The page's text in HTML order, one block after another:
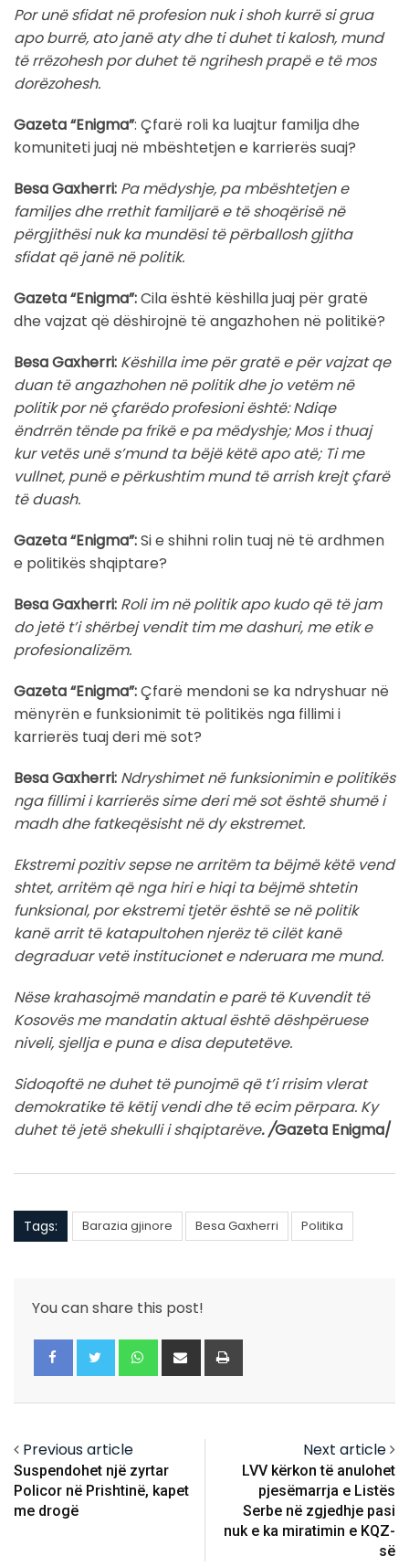
Por unë sfidat në profesion nuk i shoh kurrë si grua
apo burrë, ato janë aty dhe ti duhet ti kalosh, mund
të rrëzohesh por duhet të ngrihesh prapë e të mos
dorëzohesh.
Gazeta “Enigma”: Çfarë roli ka luajtur familja dhe
komuniteti juaj në mbështetjen e karrierës suaj?
Besa Gaxherri: Pa mëdyshje, pa mbështetjen e
familjes dhe rrethit familjarë e të shoqërisë në
përgjithësi nuk ka mundësi të përballosh gjitha
sfidat që janë në politik.
Gazeta “Enigma”:Cila është këshilla juaj për gratë
dhe vajzat që dëshirojnë të angazhohen në politikë?
Besa Gaxherri: Këshilla ime për gratë e për vajzat qe
duan të angazhohen në politik dhe jo vetëm në
politik por në çfarëdo profesioni është: Ndiqe
ëndrrën tënde pa frikë e pa mëdyshje; Mos i thuaj
kur vetës unë s’mund ta bëjë këtë apo atë; Ti me
vullnet, punë e përkushtim mund të arrish krejt çfarë
të duash.
Gazeta “Enigma”:Si e shihni rolin tuaj në të ardhmen
e politikës shqiptare?
Besa Gaxherri: Roli im në politik apo kudo që të jam
do jetë t’i shërbej vendit tim me dashuri, me etik e
profesionalizëm.
Gazeta “Enigma”:Çfarë mendoni se ka ndryshuar në
mënyrën e funksionimit të politikës nga fillimi i
karrierës tuaj deri më sot?
Besa Gaxherri: Ndryshimet në funksionimin e politikës
nga fillimi i karrierës sime deri më sot është shumë i
madh dhe fatkeqësisht në dy ekstremet.
Ekstremi pozitiv sepse ne arritëm ta bëjmë këtë vend
shtet, arritëm që nga hiri e hiqi ta bëjmë shtetin
funksional, por ekstremi tjetër është se në politik
kanë arrit të katapultohen njerëz të cilët kanë
degraduar vetë institucionet e nderuara me mund.
Nëse krahasojmë mandatin e parë të Kuvendit të
Kosovës me mandatin aktual është dëshpëruese
niveli, sjellja e puna e disa deputetëve.
Sidoqoftë ne duhet të punojmë që t’i rrisim vlerat
demokratike të këtij vendi dhe të ecim përpara. Ky
duhet të jetë shekulli i shqiptarëve. /Gazeta Enigma/
Tags: Barazia gjinore Besa Gaxherri Politika
You can share this post!
Whatsapp
Share
via
Previous article
Suspendohet një zyrtar
Policor në Prishtinë, kapet
me drogë
Next article
LVV kërkon të anulohet
pjesëmarrja e Listës
Serbe në zgjedhje pasi
nuk e ka miratimin e KQZ-
së